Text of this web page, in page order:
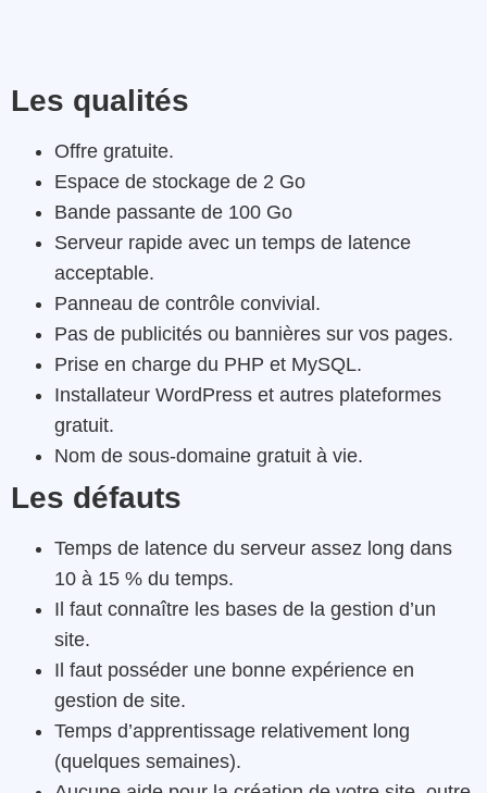
Les qualités
Offre gratuite.
Espace de stockage de 2 Go
Bande passante de 100 Go
Serveur rapide avec un temps de latence
acceptable.
Panneau de contrôle convivial.
Pas de publicités ou bannières sur vos pages.
Prise en charge du PHP et MySQL.
Installateur WordPress et autres plateformes
gratuit.
Nom de sous-domaine gratuit à vie.
Les défauts
Temps de latence du serveur assez long dans
10 à 15 % du temps.
Il faut connaître les bases de la gestion d’un
site.
Il faut posséder une bonne expérience en
gestion de site.
Temps d’apprentissage relativement long
(quelques semaines).